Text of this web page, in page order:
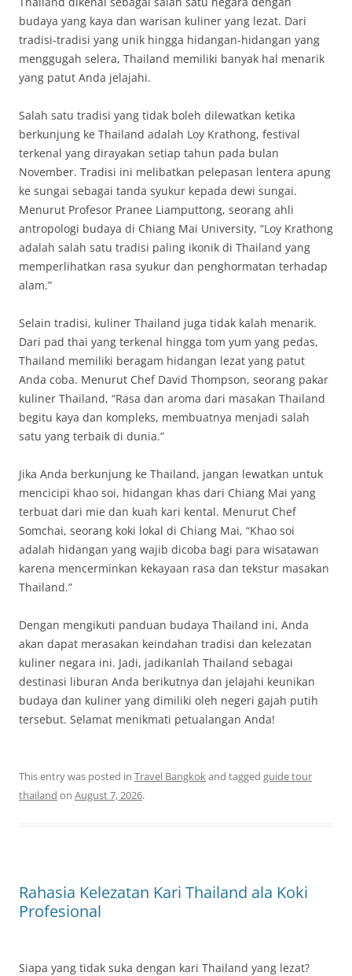
budaya yang kaya dan warisan kuliner yang lezat. Dari
tradisi-tradisi yang unik hingga hidangan-hidangan yang
menggugah selera, Thailand memiliki banyak hal menarik
yang patut Anda jelajahi.
Salah satu tradisi yang tidak boleh dilewatkan ketika
berkunjung ke Thailand adalah Loy Krathong, festival
terkenal yang dirayakan setiap tahun pada bulan
November. Tradisi ini melibatkan pelepasan lentera apung
ke sungai sebagai tanda syukur kepada dewi sungai.
Menurut Profesor Pranee Liamputtong, seorang ahli
antropologi budaya di Chiang Mai University, “Loy Krathong
adalah salah satu tradisi paling ikonik di Thailand yang
memperlihatkan rasa syukur dan penghormatan terhadap
alam.”
Selain tradisi, kuliner Thailand juga tidak kalah menarik.
Dari pad thai yang terkenal hingga tom yum yang pedas,
Thailand memiliki beragam hidangan lezat yang patut
Anda coba. Menurut Chef David Thompson, seorang pakar
kuliner Thailand, “Rasa dan aroma dari masakan Thailand
begitu kaya dan kompleks, membuatnya menjadi salah
satu yang terbaik di dunia.”
Jika Anda berkunjung ke Thailand, jangan lewatkan untuk
mencicipi khao soi, hidangan khas dari Chiang Mai yang
terbuat dari mie dan kuah kari kental. Menurut Chef
Somchai, seorang koki lokal di Chiang Mai, “Khao soi
adalah hidangan yang wajib dicoba bagi para wisatawan
karena mencerminkan kekayaan rasa dan tekstur masakan
Thailand.”
Dengan mengikuti panduan budaya Thailand ini, Anda
akan dapat merasakan keindahan tradisi dan kelezatan
kuliner negara ini. Jadi, jadikanlah Thailand sebagai
destinasi liburan Anda berikutnya dan jelajahi keunikan
budaya dan kuliner yang dimiliki oleh negeri gajah putih
tersebut. Selamat menikmati petualangan Anda!
This entry was posted in Travel Bangkokand tagged guide tour
thailand on August 7, 2026.
Rahasia Kelezatan Kari Thailand ala Koki
Profesional
Siapa yang tidak suka dengan kari Thailand yang lezat?